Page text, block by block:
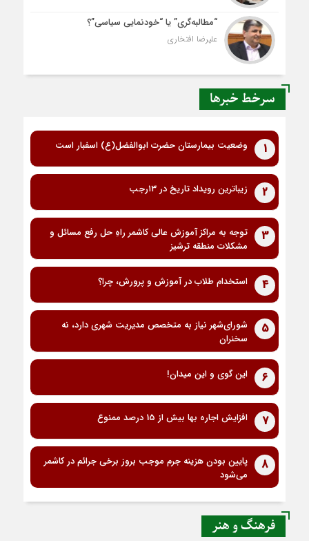
“مطالبه‌گری” یا “خودنمایی سیاسی”؟
علیرضا افتخاری
سرخط خبرها
1 وضعیت بیمارستان حضرت ابوالفضل(ع) اسفبار است
2 زیباترین رویداد تاریخ در ۱۳رجب
3
توجه به مراکز آموزش عالی کاشمر راهِ حل رفع مسائل و
مشکلات منطقه ترشیز
4 استخدام طلاب در آموزش و پرورش، چرا؟
5
شورای‌شهر نیاز به متخصص مدیریت شهری دارد، نه
سخنران
6 این گوی و این میدان!
7 افزایش اجاره بها بیش از 15 درصد ممنوع
8
پایین بودن هزینه جرم موجب بروز برخی جرائم در کاشمر
می‌شود
فرهنگ و هنر